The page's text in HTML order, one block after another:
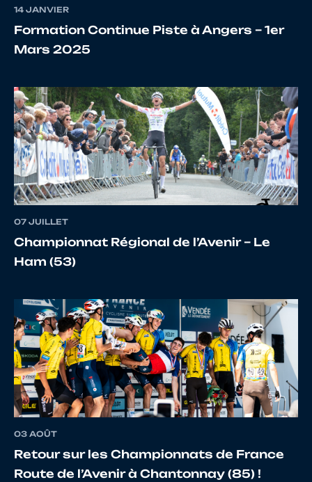
14 JANVIER
Formation Continue Piste à Angers – 1er
Mars 2025
07 JUILLET
Championnat Régional de l’Avenir – Le
Ham (53)
03 AOÛT
Retour sur les Championnats de France
Route de l’Avenir à Chantonnay (85) !